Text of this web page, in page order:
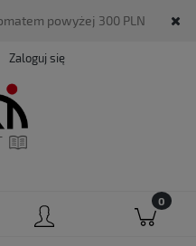
powyżej 300 PLN
Zaloguj się